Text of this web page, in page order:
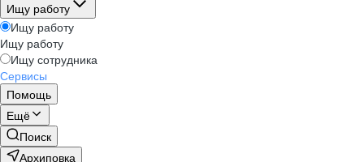
Ищу работу
Ищу работу
Ищу работу
Ищу сотрудника
Сервисы
Помощь
Ещё
Поиск
Архиповка